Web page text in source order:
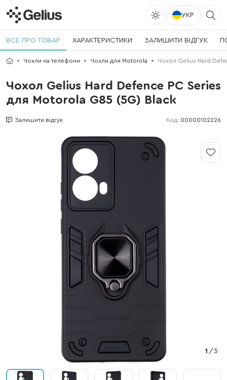
УКР
ВСЕ ПРО ТОВАР ХАРАКТЕРИСТИКИ ЗАЛИШИТИ ВІДГУК
Чохли на телефони Чохли для Motorola Чохол Gelius Hard
Чохол Gelius Hard Defence PC Series
для Motorola G85 (5G) Black
Залишити відгук Код: 00000102226
1 /5